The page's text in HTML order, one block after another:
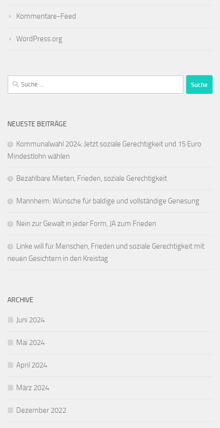
Kommentare-Feed
WordPress.org
Suche
nach:
NEUESTE BEITRÄGE
Kommunalwahl 2024: Jetzt soziale Gerechtigkeit und 15 Euro
Mindestlohn wählen
Bezahlbare Mieten, Frieden, soziale Gerechtigkeit
Mannheim: Wünsche für baldige und vollständige Genesung
Nein zur Gewalt in jeder Form, JA zum Frieden
Linke will für Menschen, Frieden und soziale Gerechtigkeit mit
neuen Gesichtern in den Kreistag
ARCHIVE
Juni 2024
Mai 2024
April 2024
März 2024
Dezember 2022